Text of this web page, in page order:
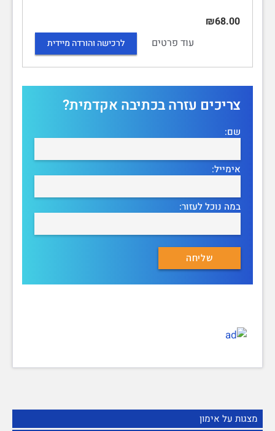
מצגות על אימון
₪68.00
עוד פרטים
לרכישה והורדה מיידית
צריכים עזרה בכתיבה אקדמית?
שם:
אימייל:
במה נוכל לעזור: